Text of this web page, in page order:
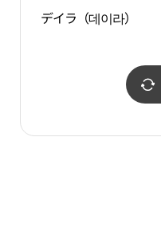
デイラ（데이라）